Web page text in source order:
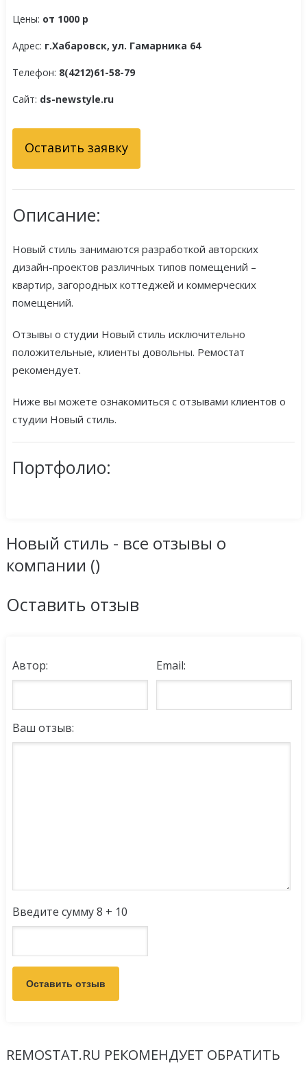
Цены: от 1000 р
Адрес: г.Хабаровск, ул. Гамарника 64
Телефон: 8(4212)61-58-79
Сайт: ds-newstyle.ru
Оставить заявку
Описание:
Новый стиль занимаются разработкой авторских
дизайн-проектов различных типов помещений –
квартир, загородных коттеджей и коммерческих
помещений.
Отзывы о студии Новый стиль исключительно
положительные, клиенты довольны. Ремостат
рекомендует.
Ниже вы можете ознакомиться с отзывами клиентов о
студии Новый стиль.
Портфолио:
Новый стиль - все отзывы о
компании ()
Оставить отзыв
Автор: Email:
Ваш отзыв:
Введите сумму 8 + 10
REMOSTAT.RU РЕКОМЕНДУЕТ ОБРАТИТЬ